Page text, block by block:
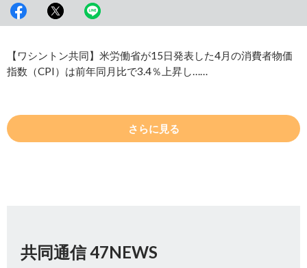
【ワシントン共同】米労働省が15日発表した4月の消費者物価
指数（CPI）は前年同月比で3.4％上昇し……
さらに見る
共同通信 47NEWS